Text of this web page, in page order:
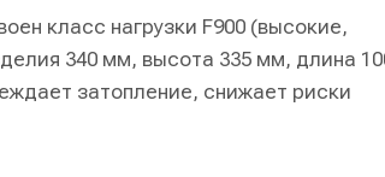
класс нагрузки F900 (высокие,
340 мм, высота 335 мм, длина
затопление, снижает риски